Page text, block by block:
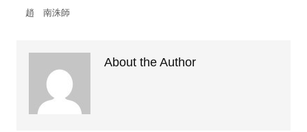
趙 南洙師
About the Author